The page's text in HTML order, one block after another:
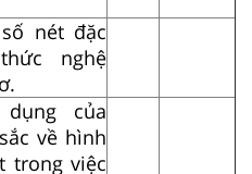
nét đặc
nghệ
của
về hình
trong việc